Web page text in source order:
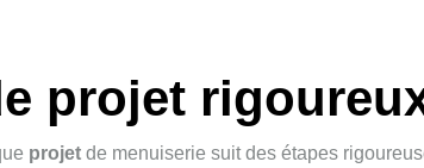
projet
projet de menuiserie suit des étapes